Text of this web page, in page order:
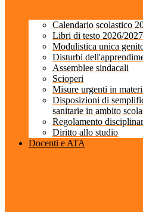
Calendario scolastico
Libri di testo 2026/2027
Modulistica unica
Disturbi
Assemblee sindacali
Scioperi
Misure urgenti in
Disposizioni di
sanitarie in ambito
Regolamento
Diritto allo studio
Docenti e ATA